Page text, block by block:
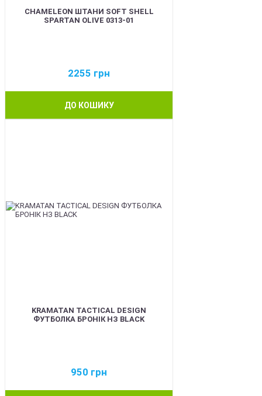
CHAMELEON ШТАНИ SOFT SHELL
SPARTAN OLIVE 0313-01
2255 грн
ДО КОШИКУ
KRAMATAN TACTICAL DESIGN
ФУТБОЛКА БРОНІК НЗ BLACK
950 грн